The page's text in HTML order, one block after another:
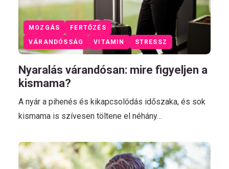
VÁRANDÓSSÁG VITAMIN STRESSZ
MOZGÁS FERTŐZÉS
Nyaralás várandósan: mire figyeljen a
kismama?
A nyár a pihenés és kikapcsolódás időszaka, és sok
kismama is szívesen töltene el néhány…